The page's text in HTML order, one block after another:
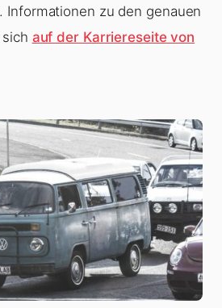
Informationen zu den genauen
auf der Karriereseite von